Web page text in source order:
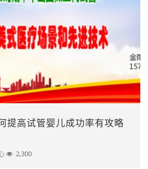
提高试管婴儿成功率有攻略
2,300